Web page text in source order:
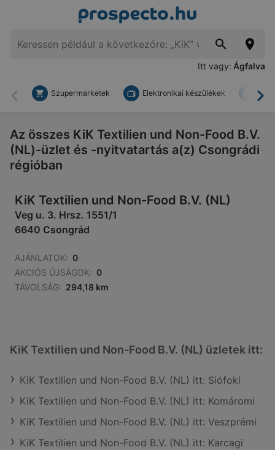
Itt vagy: Ágfalva
Vissza
Szupermarketek Elektronikai készülékek
Az összes KiK Textilien und Non-Food B.V.
(NL)-üzlet és -nyitvatartás a(z) Csongrádi
régióban
KiK Textilien und Non-Food B.V. (NL)
Veg u. 3. Hrsz. 1551/1
6640 Csongrád
AJÁNLATOK: 0
AKCIÓS ÚJSÁGOK: 0
TÁVOLSÁG: 294,18 km
KiK Textilien und Non-Food B.V. (NL) üzletek itt:
KiK Textilien und Non-Food B.V. (NL) itt: Siófoki
KiK Textilien und Non-Food B.V. (NL) itt: Komáromi
KiK Textilien und Non-Food B.V. (NL) itt: Veszprémi
KiK Textilien und Non-Food B.V. (NL) itt: Karcagi